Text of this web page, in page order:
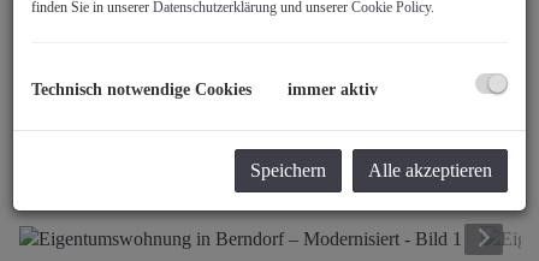
finden Sie in unserer Datenschutzerklärung und unserer Cookie Policy.
Technisch notwendige Cookies immer aktiv
Speichern Alle akzeptieren